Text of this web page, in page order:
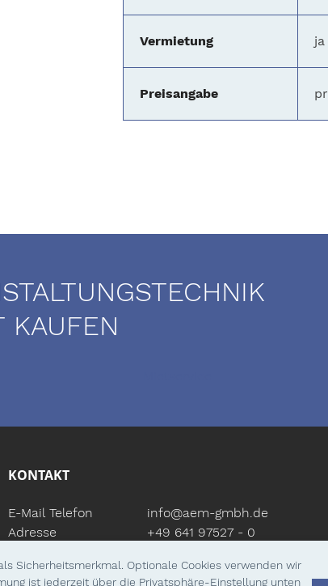
Sicherheitsmerkmal. Optionale Cookies verwenden wir
ist jederzeit über die Privatsphäre-Einstellung unten
Vermietung ja
Preisangabe
KAUFEN
KONTAKT
E-Mail info@aem-gmbh.de
Telefon
+49 641 97527 - 0
Adresse
35394 Gießen